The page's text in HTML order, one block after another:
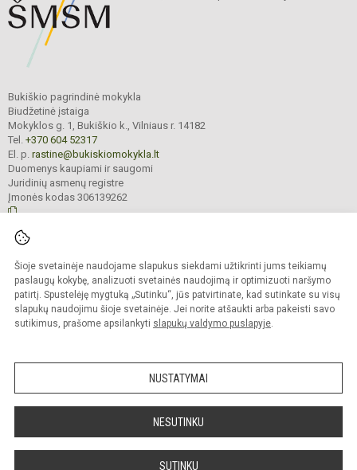
Šioje svetainėje naudojame slapukus siekdami užtikrinti jums teikiamų
paslaugų kokybę, analizuoti svetainės naudojimą ir optimizuoti naršymo
patirtį. Spustelėję mygtuką „Sutinku“, jūs patvirtinate, kad sutinkate su visų
slapukų naudojimu šioje svetainėje. Jei norite atšaukti arba pakeisti savo
sutikimus, prašome apsilankyti slapukų valdymo puslapyje.
NUSTATYMAI
NESUTINKU
SUTINKU
Bukiškio pagrindinė mokykla
Biudžetinė įstaiga
Mokyklos g. 1, Bukiškio k., Vilniaus r. 14182
Tel. +370 604 52317
El. p. rastine@bukiskiomokykla.lt
Duomenys kaupiami ir saugomi
Juridinių asmenų registre
Įmonės kodas 306139262
Kopijuoti turinį be raštiško Bukiškio pagrindinės mokyklos administracijos
sutikimo griežtai draudžiama.
Prieinamumo paraiška Slapukų valdymas
Sumanus būdas atnaujinti